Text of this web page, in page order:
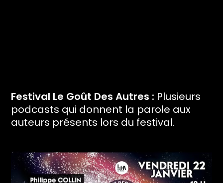
Festival Le Goût Des Autres : Plusieurs
podcasts qui donnent la parole aux
auteurs présents lors du festival.